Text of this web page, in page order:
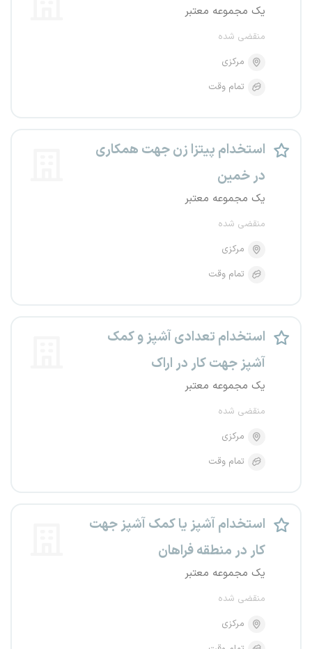
یک مجموعه معتبر
منقضی شده
مرکزی
تمام وقت
استخدام پیتزا زن جهت همکاری
در خمین
یک مجموعه معتبر
منقضی شده
مرکزی
تمام وقت
استخدام تعدادی آشپز و کمک
آشپز جهت کار در اراک
یک مجموعه معتبر
منقضی شده
مرکزی
تمام وقت
استخدام آشپز یا کمک آشپز جهت
کار در منطقه فراهان
یک مجموعه معتبر
منقضی شده
مرکزی